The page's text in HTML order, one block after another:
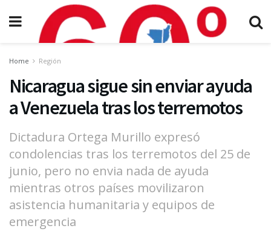
Home Región
Nicaragua sigue sin enviar ayuda
a Venezuela tras los terremotos
Dictadura Ortega Murillo expresó
condolencias tras los terremotos del 25 de
junio, pero no envia nada de ayuda
mientras otros países movilizaron
asistencia humanitaria y equipos de
emergencia